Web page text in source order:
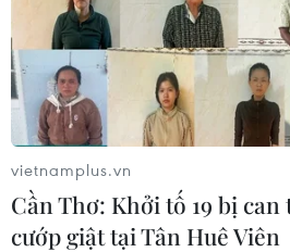
vietnamplus.vn
Cần Thơ: Khởi tố 19 bị
cướp giật tại Tân Huê Viên